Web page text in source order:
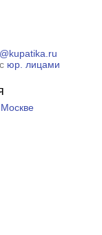
юр. лицами